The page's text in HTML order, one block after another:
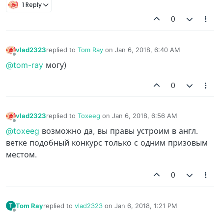
1 Reply
0
vlad2323replied to Tom Ray on Jan 6, 2018, 6:40 AM
last edited by
@tom-ray могу)
0
vlad2323replied to Toxeeg on Jan 6, 2018, 6:56 AM
last edited by
@toxeeg возможно да, вы правы устроим в англ.
ветке подобный конкурс только с одним призовым
местом.
0
T Tom Rayreplied to vlad2323 on Jan 6, 2018, 1:21 PM
last edited by